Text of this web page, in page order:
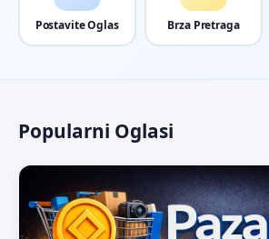
Postavite Oglas Brza Pretraga
Popularni Oglasi